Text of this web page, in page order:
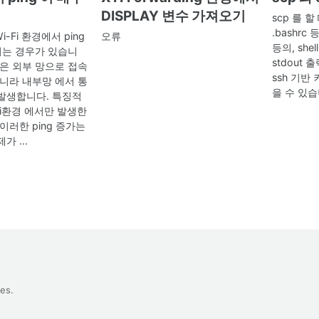
Fi 환경에서 ping
경우가 있습니
외부 망으로 접속
라 내부망 에서 통
생합니다. 특징적
경 에서만 발생한
러한 ping 증가는
가 ...
DISPLAY 변수 가져오기
오류
scp 를 할
.bashrc
등의,
stdout 출
ssh 기반
을 수 있
.